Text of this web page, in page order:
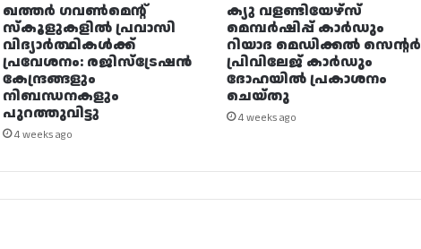
ഖത്തർ ഗവൺമെന്റ്
സ്കൂളുകളിൽ പ്രവാസി
വിദ്യാർത്ഥികൾക്ക്
പ്രവേശനം: രജിസ്ട്രേഷൻ
കേന്ദ്രങ്ങളും
നിബന്ധനകളും
പുറത്തുവിട്ടു
4 weeks ago
ക്യു വളണ്ടിയേഴ്‌സ്
മെമ്പർഷിപ്പ് കാർഡും
റിയാദ മെഡിക്കൽ സെന്റർ
പ്രിവിലേജ് കാർഡും
ദോഹയിൽ പ്രകാശനം
ചെയ്തു
4 weeks ago